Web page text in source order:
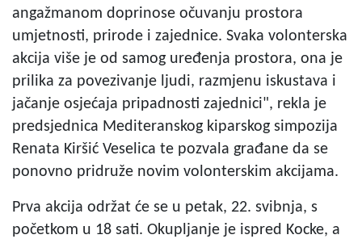
angažmanom doprinose očuvanju prostora
umjetnosti, prirode i zajednice. Svaka volonterska
akcija više je od samog uređenja prostora, ona je
prilika za povezivanje ljudi, razmjenu iskustava i
jačanje osjećaja pripadnosti zajednici", rekla je
predsjednica Mediteranskog kiparskog simpozija
Renata Kiršić Veselica te pozvala građane da se
ponovno pridruže novim volonterskim akcijama.
Prva akcija održat će se u petak, 22. svibnja, s
početkom u 18 sati. Okupljanje je ispred Kocke, a